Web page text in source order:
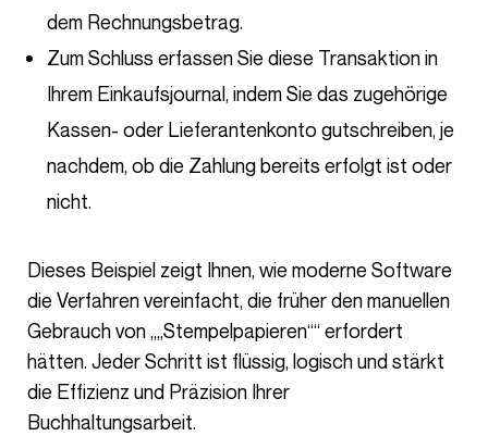
dem Rechnungsbetrag.
Zum Schluss erfassen Sie diese Transaktion in
Ihrem Einkaufsjournal, indem Sie das zugehörige
Kassen- oder Lieferantenkonto gutschreiben, je
nachdem, ob die Zahlung bereits erfolgt ist oder
nicht.
Dieses Beispiel zeigt Ihnen, wie moderne Software
die Verfahren vereinfacht, die früher den manuellen
Gebrauch von „„Stempelpapieren““ erfordert
hätten. Jeder Schritt ist flüssig, logisch und stärkt
die Effizienz und Präzision Ihrer
Buchhaltungsarbeit.